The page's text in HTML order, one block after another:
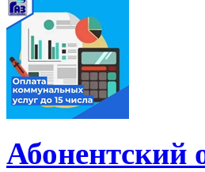
Абонентский